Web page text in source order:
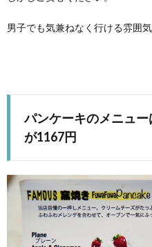
男子でも気兼ねなく行ける雰囲気
パンケーキのメニュ
が1167円